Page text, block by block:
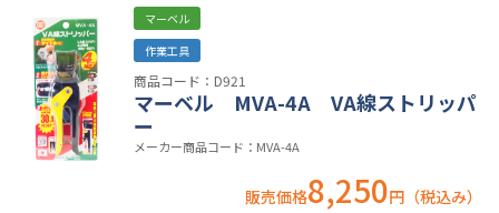
マーベル
作業工具
商品コード：D921
マーベル MVA-4A VA線ストリッパ
ー
メーカー商品コード：MVA-4A
販売価格8,250円（税込み）